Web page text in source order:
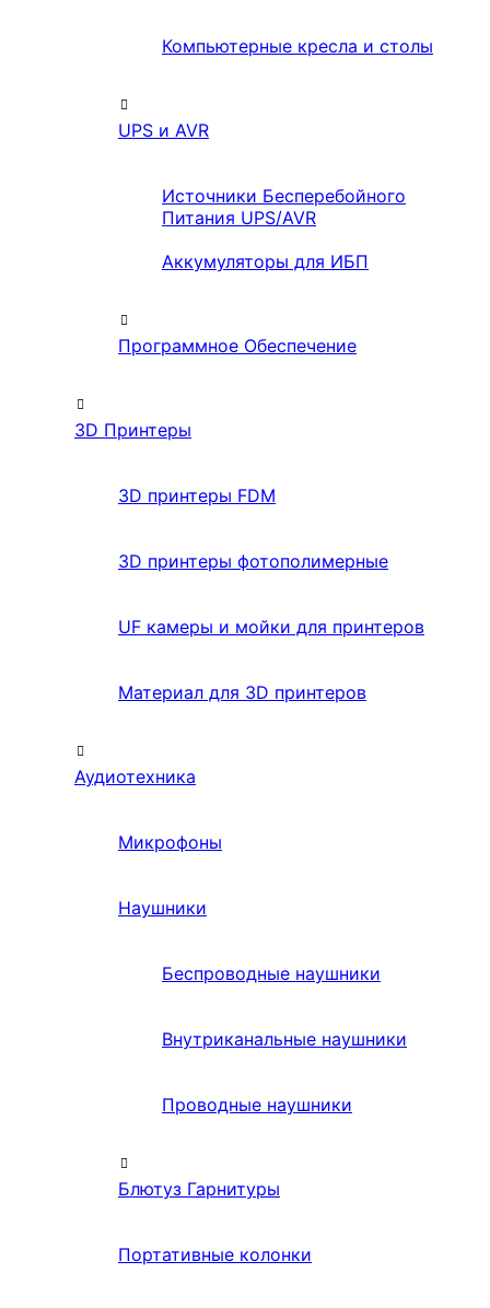
Компьютерные кресла и столы
UPS и AVR
Источники Бесперебойного
Питания UPS/AVR
Аккумуляторы для ИБП
Программное Обеспечение
3D Принтеры
3D принтеры FDM
3D принтеры фотополимерные
UF камеры и мойки для принтеров
Материал для 3D принтеров
Аудиотехника
Микрофоны
Наушники
Беспроводные наушники
Внутриканальные наушники
Проводные наушники
Блютуз Гарнитуры
Портативные колонки